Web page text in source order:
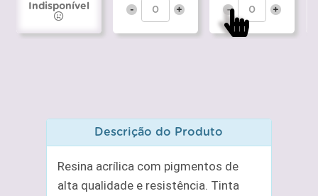
Indisponível
- + - +
Descrição do Produto
Resina acrílica com pigmentos de
alta qualidade e resistência. Tinta